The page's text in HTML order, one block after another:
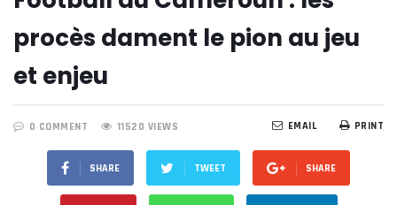
procès dament le pion au jeu
et enjeu
0 COMMENT 11520 VIEWS PRINT
EMAIL
SHARE TWEET SHARE